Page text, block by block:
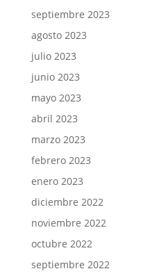
septiembre 2023
agosto 2023
julio 2023
junio 2023
mayo 2023
abril 2023
marzo 2023
febrero 2023
enero 2023
diciembre 2022
noviembre 2022
octubre 2022
septiembre 2022